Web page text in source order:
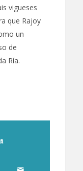
vigueses
que Rajoy
un
de
Ría.